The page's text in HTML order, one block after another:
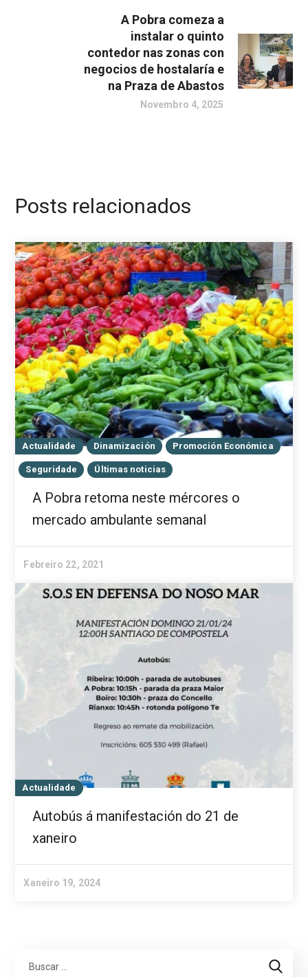
A Pobra comeza a
instalar o quinto
contedor nas zonas con
negocios de hostalaría e
na Praza de Abastos
Novembro 4, 2025
Posts relacionados
Actualidade Dinamización Promoción Económica
Seguridade Últimas noticias
A Pobra retoma neste mércores o
mercado ambulante semanal
Febreiro 22, 2021
Actualidade
Autobús á manifestación do 21 de
xaneiro
Xaneiro 19, 2024